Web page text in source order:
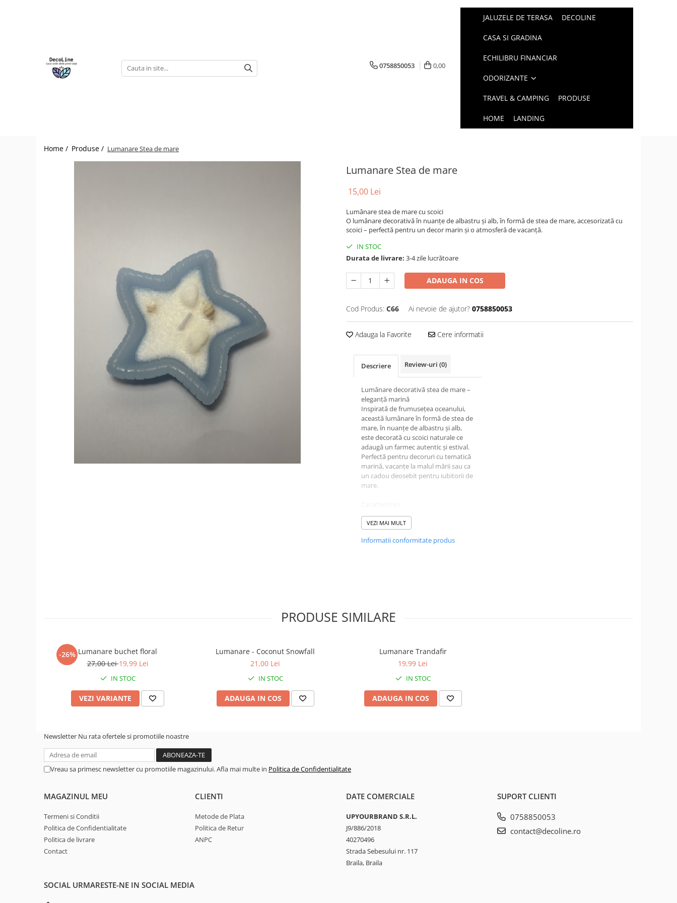
Odorizante interioare
0758850053 0,00
JALUZELE DE TERASA DECOLINE
CASA SI GRADINA
ECHILIBRU FINANCIAR
ODORIZANTE
TRAVEL & CAMPING PRODUSE
HOME LANDING
Home / Produse / Lumanare Stea de mare
Lumanare Stea de mare
15,00 Lei
Lumânare stea de mare cu scoici
O lumânare decorativă în nuanțe de albastru și alb, în formă de stea de mare, accesorizată cu
scoici – perfectă pentru un decor marin și o atmosferă de vacanță.
IN STOC
Durata de livrare: 3-4 zile lucrătoare
ADAUGA IN COS
Cod Produs: C66 Ai nevoie de ajutor? 0758850053
Adauga la Favorite Cere informatii
Descriere Review-uri (0)
Lumânare decorativă stea de mare –
eleganță marină
Inspirată de frumusețea oceanului,
această lumânare în formă de stea de
mare, în nuanțe de albastru și alb,
este decorată cu scoici naturale ce
adaugă un farmec autentic și estival.
Perfectă pentru decoruri cu tematică
marină, vacanțe la malul mării sau ca
un cadou deosebit pentru iubitorii de
mare.
• Design marin: stea de mare
albastră cu alb
• Ideală pentru decoruri estivale
VEZI MAI MULT
Informatii conformitate produs
PRODUSE SIMILARE
-26% Lumanare buchet floral
27,00 Lei19,99 Lei
IN STOC
VEZI VARIANTE
Lumanare - Coconut Snowfall
21,00 Lei
IN STOC
ADAUGA IN COS
Lumanare Trandafir
19,99 Lei
IN STOC
ADAUGA IN COS
Newsletter Nu rata ofertele si promotiile noastre
Vreau sa primesc newsletter cu promotiile magazinului. Afla mai multe in Politica de Confidentialitate
MAGAZINUL MEU
Termeni si Conditii
Politica de Confidentialitate
Politica de livrare
Contact
CLIENTI
Metode de Plata
Politica de Retur
ANPC
DATE COMERCIALE
UPYOURBRAND S.R.L.
J9/886/2018
40270496
Strada Sebesului nr. 117
Braila, Braila
SUPORT CLIENTI
0758850053
contact@decoline.ro
SOCIAL URMARESTE-NE IN SOCIAL MEDIA